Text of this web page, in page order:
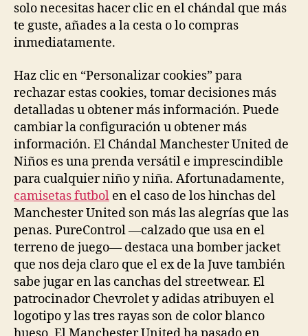
solo necesitas hacer clic en el chándal que más
te guste, añades a la cesta o lo compras
inmediatamente.
Haz clic en “Personalizar cookies” para
rechazar estas cookies, tomar decisiones más
detalladas u obtener más información. Puede
cambiar la configuración u obtener más
información. El Chándal Manchester United de
Niños es una prenda versátil e imprescindible
para cualquier niño y niña. Afortunadamente,
camisetas futbol en el caso de los hinchas del
Manchester United son más las alegrías que las
penas. PureControl —calzado que usa en el
terreno de juego— destaca una bomber jacket
que nos deja claro que el ex de la Juve también
sabe jugar en las canchas del streetwear. El
patrocinador Chevrolet y adidas atribuyen el
logotipo y las tres rayas son de color blanco